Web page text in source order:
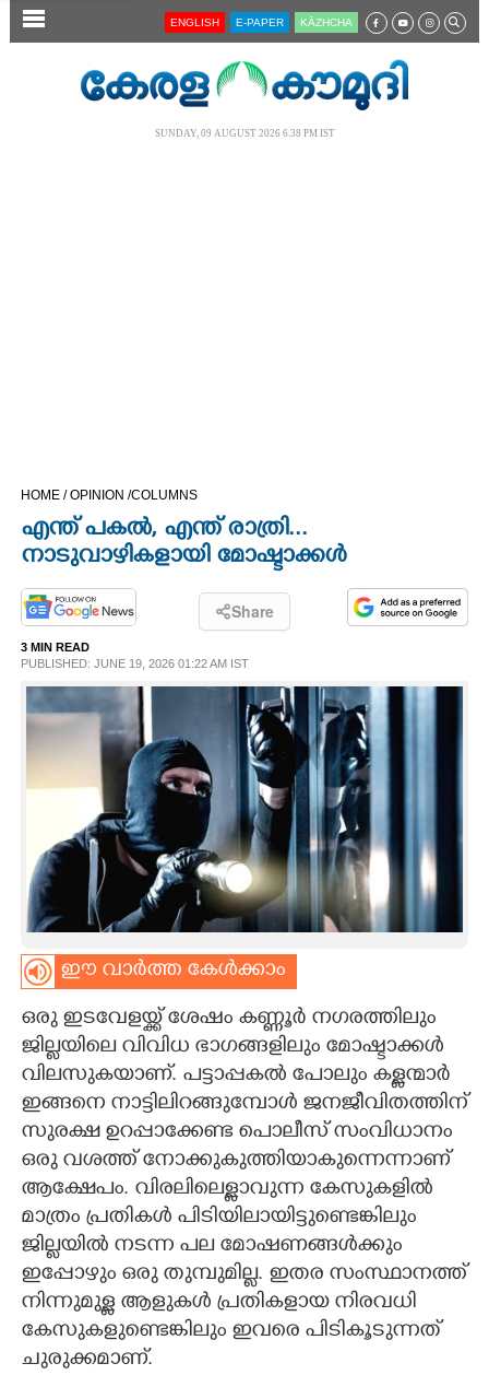
SECTIONS
OPINION
LIFESTYLE
ART
ASTRO
CARTOONS
LITERATURE
ZOOM
ENGLISH E-PAPER KĀZHCHA
SUNDAY, 09 AUGUST 2026 6.38 PM IST
HOME /OPINION /COLUMNS
എന്ത് പകൽ, എന്ത് രാത്രി...
നാടുവാഴികളായി മോഷ്ടാക്കൾ
Share
3 MIN READ
PUBLISHED: JUNE 19, 2026 01:22 AM IST
ഈ വാർത്ത കേൾക്കാം
ഒരു ഇടവേളയ്ക്ക് ശേഷം കണ്ണൂർ നഗരത്തിലും
ജില്ലയിലെ വിവിധ ഭാഗങ്ങളിലും മോഷ്ടാക്കൾ
വിലസുകയാണ്. പട്ടാപ്പകൽ പോലും കള്ളന്മാർ
ഇങ്ങനെ നാട്ടിലിറങ്ങുമ്പോൾ ജനജീവിതത്തിന്
സുരക്ഷ ഉറപ്പാക്കേണ്ട പൊലീസ് സംവിധാനം
ഒരു വശത്ത് നോക്കുകുത്തിയാകുന്നെന്നാണ്
ആക്ഷേപം. വിരലിലെള്ളാവുന്ന കേസുകളിൽ
മാത്രം പ്രതികൾ പിടിയിലായിട്ടുണ്ടെങ്കിലും
ജില്ലയിൽ നടന്ന പല മോഷണങ്ങൾക്കും
ഇപ്പോഴും ഒരു തുമ്പുമില്ല. ഇതര സംസ്ഥാനത്ത്
നിന്നുമുള്ള ആളുകൾ പ്രതികളായ നിരവധി
കേസുകളുണ്ടെങ്കിലും ഇവരെ പിടികൂടുന്നത്
ചുരുക്കമാണ്.